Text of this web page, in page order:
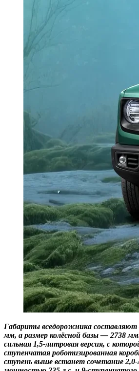
Габариты вседорожника составляют
мм, а размер колёсной базы — 2738
сильная 1,5-литровая версия, с
ступенчатая роботизированная
ступень выше встанет сочетание 2,0-